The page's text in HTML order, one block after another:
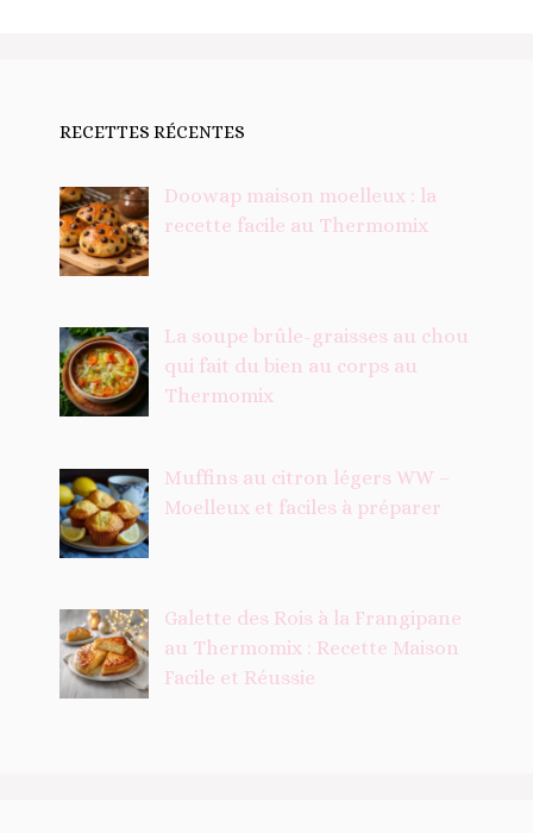
RECETTES RÉCENTES
Doowap maison moelleux : la
recette facile au Thermomix
La soupe brûle-graisses au chou
qui fait du bien au corps au
Thermomix
Muffins au citron légers WW –
Moelleux et faciles à préparer
Galette des Rois à la Frangipane
au Thermomix : Recette Maison
Facile et Réussie